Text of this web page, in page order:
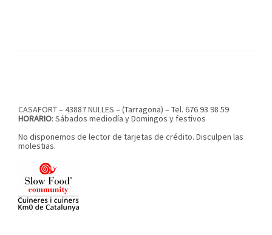
CASAFORT – 43887 NULLES – (Tarragona) – Tel. 676 93 98 59
HORARIO: Sábados mediodía y Domingos y festivos
No disponemos de lector de tarjetas de crédito. Disculpen las
molestias.